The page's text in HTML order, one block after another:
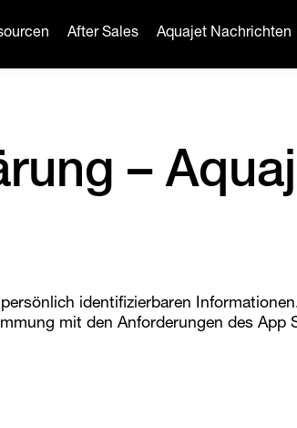
After Sales Aquajet Nachrichten
–
identifizierbaren
mit den Anforderungen des App